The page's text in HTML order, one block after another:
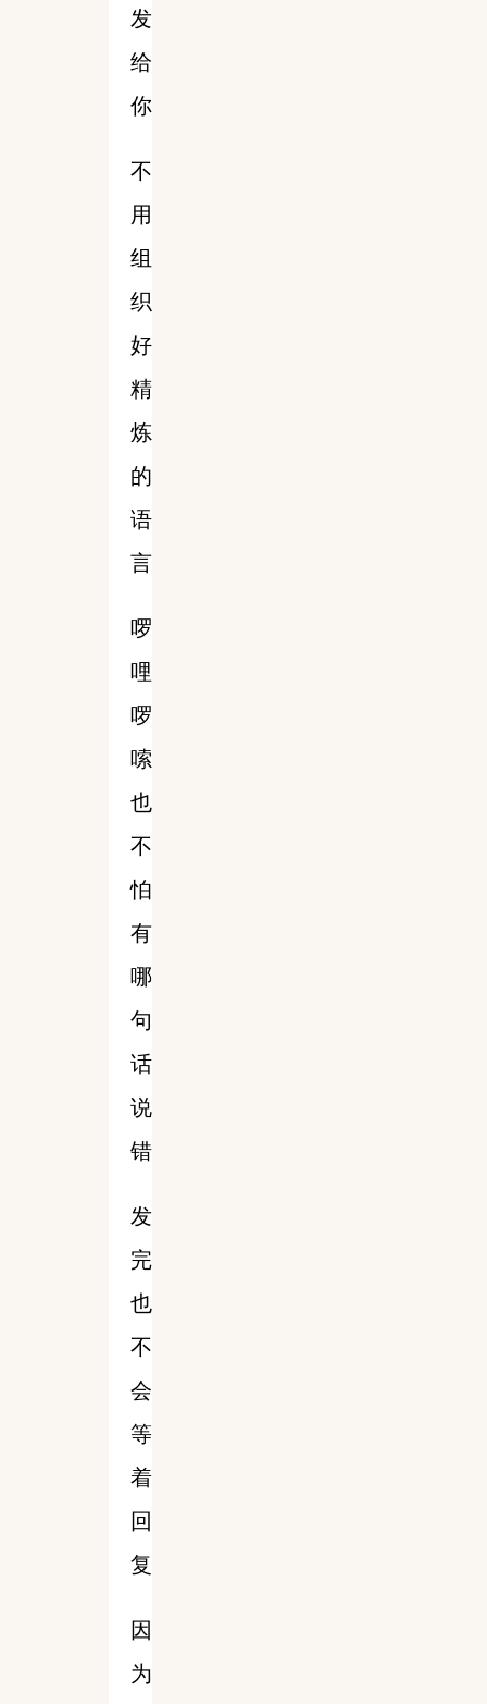
发
给
你
不
用
组
织
好
精
炼
的
语
言
啰
哩
啰
嗦
也
不
怕
有
哪
句
话
说
错
发
完
也
不
会
等
着
回
复
因
为